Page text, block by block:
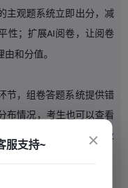
主观题系统立即出分，减
性；扩展AI阅卷，让阅卷
和分值。
节，组卷答题系统提供错
布情况，考生也可以查看
考试最高分、平均分、及
分析考试结果。
×
服支持~